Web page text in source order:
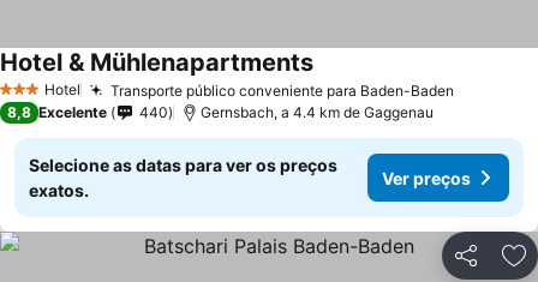
3 EstrelasHotel Transporte público conveniente para Baden-Baden
Hotel & Mühlenapartments
8,8 Excelente 440 Gernsbach, a 4.4 km de Gaggenau
Selecione as datas para ver os preços
exatos.
Ver preços
Partilhar